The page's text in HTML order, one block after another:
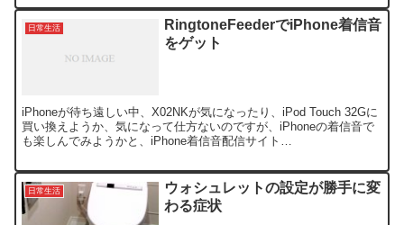
日常生活
RingtoneFeederでiPhone着信音
をゲット
iPhoneが待ち遠しい中、X02NKが気になったり、iPod Touch 32Gに
買い換えようか、気になって仕方ないのですが、iPhoneの着信音で
も楽しんでみようかと、iPhone着信音配信サイト
日常生活
ウォシュレットの設定が勝手に変
わる症状